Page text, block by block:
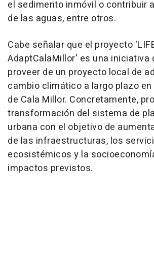
el sedimento inmóvil o contribuir
de las aguas, entre otros.
Cabe señalar que el proyecto
AdaptCalaMillor' es una iniciativa
proveer de un proyecto local de
cambio climático a largo plazo en
de Cala Millor. Concretamente,
transformación del sistema de
urbana con el objetivo de
de las infraestructuras, los
ecosistémicos y la
impactos previstos.